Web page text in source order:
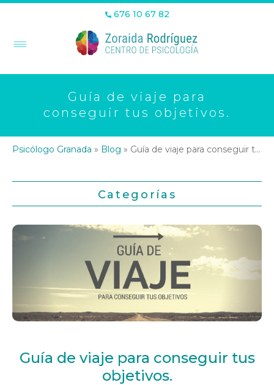
676 10 67 82
Guía de viaje para
conseguir tus objetivos.
Psicólogo Granada » Blog » Guía de viaje para conseguir tus objetivos.
Categorías
Guía de viaje para conseguir tus
objetivos.